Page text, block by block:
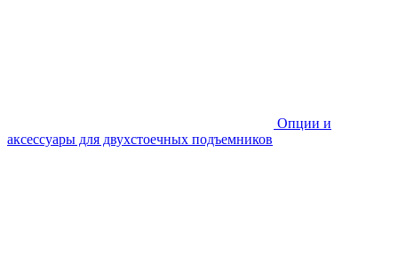
Опции и
аксессуары для двухстоечных подъемников